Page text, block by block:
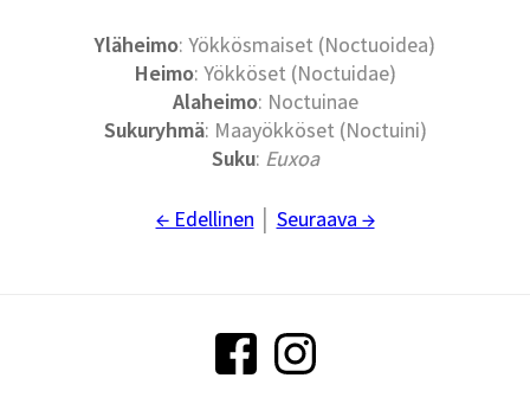
Yläheimo: Yökkösmaiset (Noctuoidea)
Heimo: Yökköset (Noctuidae)
Alaheimo: Noctuinae
Sukuryhmä: Maayökköset (Noctuini)
Suku: Euxoa
← Edellinen Seuraava →